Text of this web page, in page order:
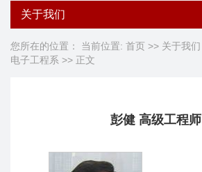
关于我们
您所在的位置： 当前位置: 首页 >> 关于我们
电子工程系 >> 正文
彭健 高级工程师